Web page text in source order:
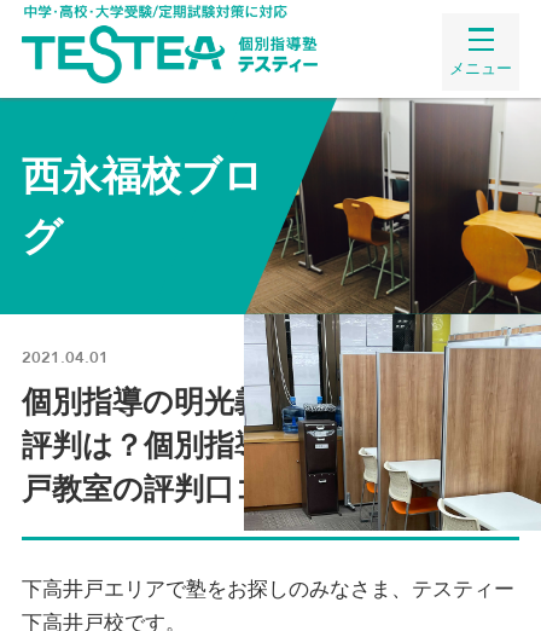
メニュー
西永福校ブロ
グ
2021.04.01
個別指導の明光義塾下高井戸教室の
評判は？個別指導の明光義塾下高井
戸教室の評判口コミまとめ
下高井戸エリアで塾をお探しのみなさま、テスティー
下高井戸校です。